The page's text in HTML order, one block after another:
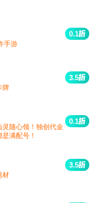
手游
0.1
牌
3.5
灵随心领！独创代金
满配号！
0.1
材
3.5